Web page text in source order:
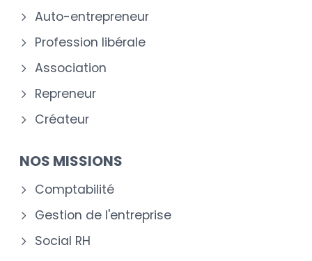
Auto-entrepreneur
Profession libérale
Association
Repreneur
Créateur
NOS MISSIONS
Comptabilité
Gestion de l'entreprise
Social RH